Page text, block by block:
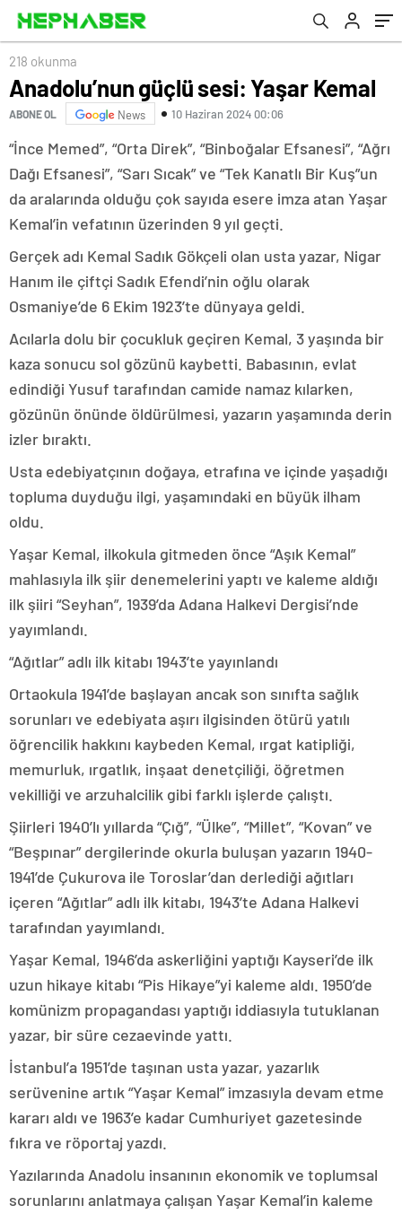
218 okunma
Anadolu’nun güçlü sesi: Yaşar Kemal
ABONE OL News 10 Haziran 2024 00:06
“İnce Memed”, “Orta Direk”, “Binboğalar Efsanesi”, “Ağrı
Dağı Efsanesi”, “Sarı Sıcak” ve “Tek Kanatlı Bir Kuş”un
da aralarında olduğu çok sayıda esere imza atan Yaşar
Kemal’in vefatının üzerinden 9 yıl geçti.
Gerçek adı Kemal Sadık Gökçeli olan usta yazar, Nigar
Hanım ile çiftçi Sadık Efendi’nin oğlu olarak
Osmaniye’de 6 Ekim 1923’te dünyaya geldi.
Acılarla dolu bir çocukluk geçiren Kemal, 3 yaşında bir
kaza sonucu sol gözünü kaybetti. Babasının, evlat
edindiği Yusuf tarafından camide namaz kılarken,
gözünün önünde öldürülmesi, yazarın yaşamında derin
izler bıraktı.
Usta edebiyatçının doğaya, etrafına ve içinde yaşadığı
topluma duyduğu ilgi, yaşamındaki en büyük ilham
oldu.
Yaşar Kemal, ilkokula gitmeden önce “Aşık Kemal”
mahlasıyla ilk şiir denemelerini yaptı ve kaleme aldığı
ilk şiiri “Seyhan”, 1939’da Adana Halkevi Dergisi’nde
yayımlandı.
“Ağıtlar” adlı ilk kitabı 1943’te yayınlandı
Ortaokula 1941’de başlayan ancak son sınıfta sağlık
sorunları ve edebiyata aşırı ilgisinden ötürü yatılı
öğrencilik hakkını kaybeden Kemal, ırgat katipliği,
memurluk, ırgatlık, inşaat denetçiliği, öğretmen
vekilliği ve arzuhalcilik gibi farklı işlerde çalıştı.
Şiirleri 1940’lı yıllarda “Çığ”, “Ülke”, “Millet”, “Kovan” ve
“Beşpınar” dergilerinde okurla buluşan yazarın 1940-
1941’de Çukurova ile Toroslar’dan derlediği ağıtları
içeren “Ağıtlar” adlı ilk kitabı, 1943’te Adana Halkevi
tarafından yayımlandı.
Yaşar Kemal, 1946’da askerliğini yaptığı Kayseri’de ilk
uzun hikaye kitabı “Pis Hikaye”yi kaleme aldı. 1950’de
komünizm propagandası yaptığı iddiasıyla tutuklanan
yazar, bir süre cezaevinde yattı.
İstanbul’a 1951’de taşınan usta yazar, yazarlık
serüvenine artık “Yaşar Kemal” imzasıyla devam etme
kararı aldı ve 1963’e kadar Cumhuriyet gazetesinde
fıkra ve röportaj yazdı.
Yazılarında Anadolu insanının ekonomik ve toplumsal
sorunlarını anlatmaya çalışan Yaşar Kemal’in kaleme